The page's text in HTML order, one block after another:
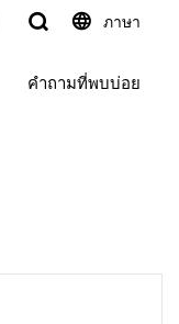
ภาษา
คำถามที่พบบ่อย